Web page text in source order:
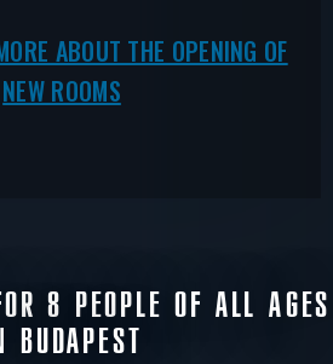
ABOUT THE OPENING OF
NEW ROOMS
8 PEOPLE OF ALL AGES
BUDAPEST